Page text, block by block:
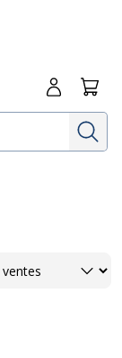
Me